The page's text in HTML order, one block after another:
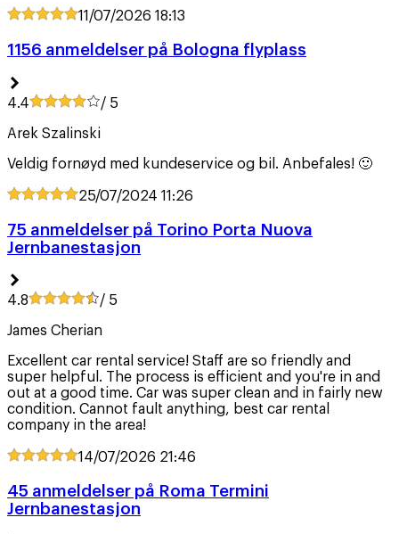
11/07/2026 18:13
1156 anmeldelser på Bologna flyplass
4.4 / 5
Arek Szalinski
Veldig fornøyd med kundeservice og bil. Anbefales! 🙂
25/07/2024 11:26
75 anmeldelser på Torino Porta Nuova
Jernbanestasjon
4.8 / 5
James Cherian
Excellent car rental service! Staff are so friendly and
super helpful. The process is efficient and you're in and
out at a good time. Car was super clean and in fairly new
condition. Cannot fault anything, best car rental
company in the area!
14/07/2026 21:46
45 anmeldelser på Roma Termini
Jernbanestasjon